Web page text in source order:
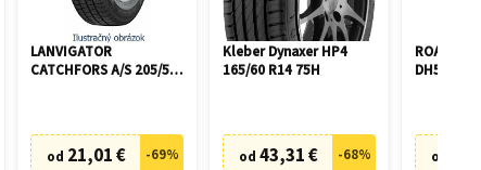
LANVIGATOR
CATCHFORS A/S 205/55
od 21,01 € -69%
Kleber Dynaxer HP4
165/60 R14 75H
od 43,31 € -68%
ROADX
DH51
od